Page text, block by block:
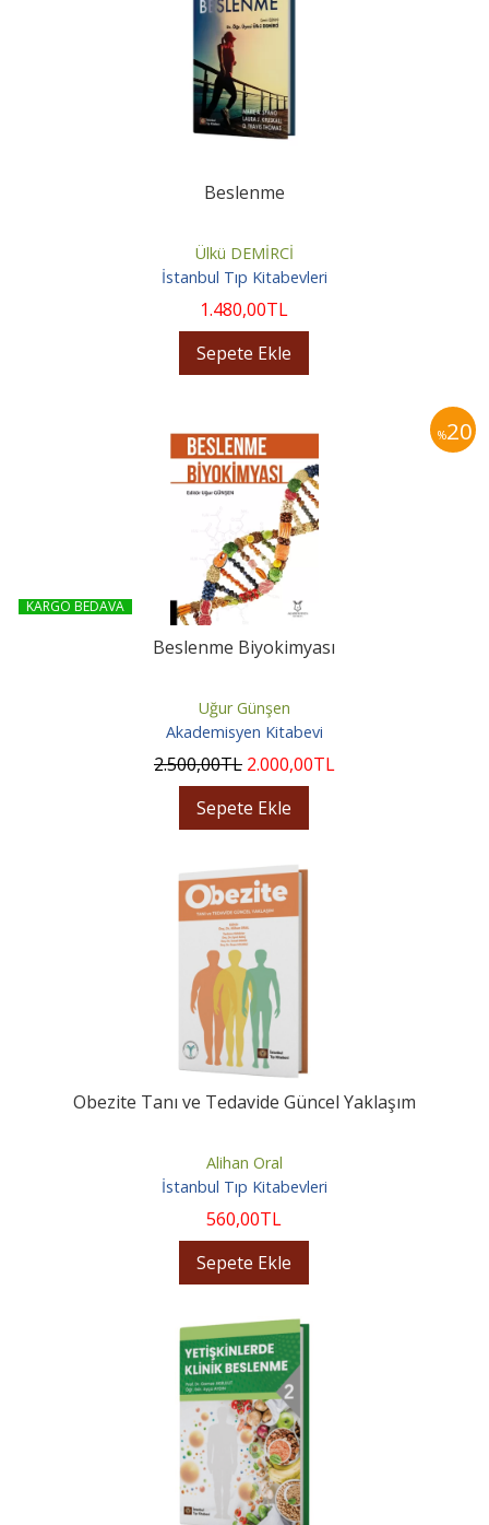
Beslenme
Ülkü DEMİRCİ
İstanbul Tıp Kitabevleri
1.480,00TL
Sepete Ekle
%20
KARGO BEDAVA
Beslenme Biyokimyası
Uğur Günşen
Akademisyen Kitabevi
2.500,00TL 2.000,00TL
Sepete Ekle
Obezite Tanı ve Tedavide Güncel Yaklaşım
Alihan Oral
İstanbul Tıp Kitabevleri
560,00TL
Sepete Ekle